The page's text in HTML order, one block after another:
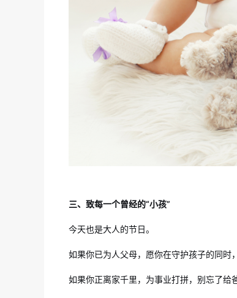
三、致每一个曾经的“小孩”
今天也是大人的节日。
如果你已为人父母，愿你在守护孩子的同时
如果你正离家千里，为事业打拼，别忘了给